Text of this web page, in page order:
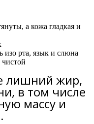
а кожа гладкая и
изо рта, язык и слюна
лишний жир,
в том числе
массу и